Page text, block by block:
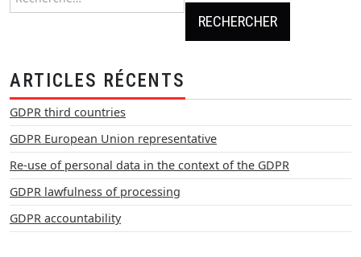
ARTICLES RÉCENTS
GDPR third countries
GDPR European Union representative
Re-use of personal data in the context of the GDPR
GDPR lawfulness of processing
GDPR accountability